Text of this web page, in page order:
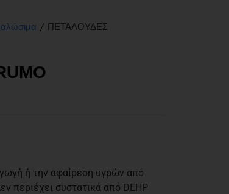
/ ΠΕΤΑΛΟΥΔΕΣ
ή την αφαίρεση υγρών από
περιέχει συστατικά από DEHP